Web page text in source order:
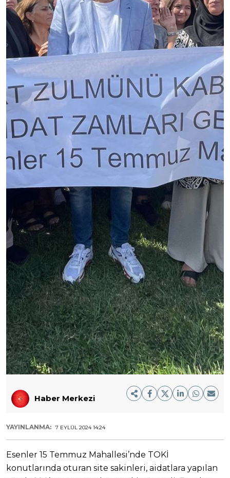
Haber Merkezi
YAYINLANMA: 7 EYLÜL 2024 14:24
Esenler 15 Temmuz Mahallesi’nde TOKİ
konutlarında oturan site sakinleri, aidatlara yapılan